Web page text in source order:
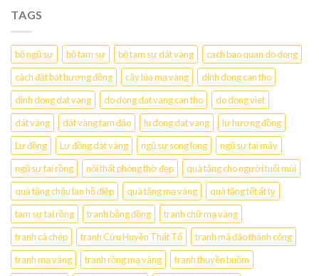
TAGS
bộ ngũ sự bộ tam sự bộ tam sự dát vàng
cach bao quan do dong
cách đặt bát hương đồng
cây lúa mạ vàng
dinh dong can tho
dinh dong dat vang
do dong dat vang can tho
do dong viet
dát vàng
dát vàng tam đảo lu dong dat vang
lư hương đồng
Lư đồng
Lư đồng dát vàng ngũ sự song long
ngũ sự tai mây
ngũ sự tai rồng
nội thất phòng thờ đẹp
quà tặng cho người tuổi mùi
quà tặng chậu lan hồ điệp
quà tặng mạ vàng
quà tặng tết ất tỵ
tam sự tai rồng
tranh bằng đồng
tranh chữ mạ vàng
tranh cá chép
tranh Cửu Huyền Thất Tổ
tranh mã đáo thành công
tranh mạ vàng
tranh rồng mạ vàng
tranh thuyền buồm